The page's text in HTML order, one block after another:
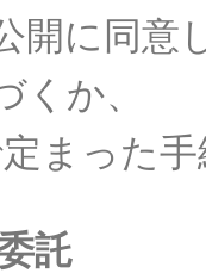
開 に 同意
くか、
まった手
託